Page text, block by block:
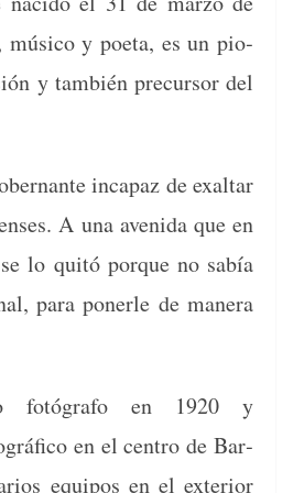
músi­co y poeta, es un pio­
y tam­bién pre­cur­sor del
inca­paz de exal­tar
A una aveni­da que en
lo quitó porque no sabía
para pon­er­le de man­era
fotó­grafo en 1920 y
en el cen­tro de Bar­
equipos en el exte­ri­or